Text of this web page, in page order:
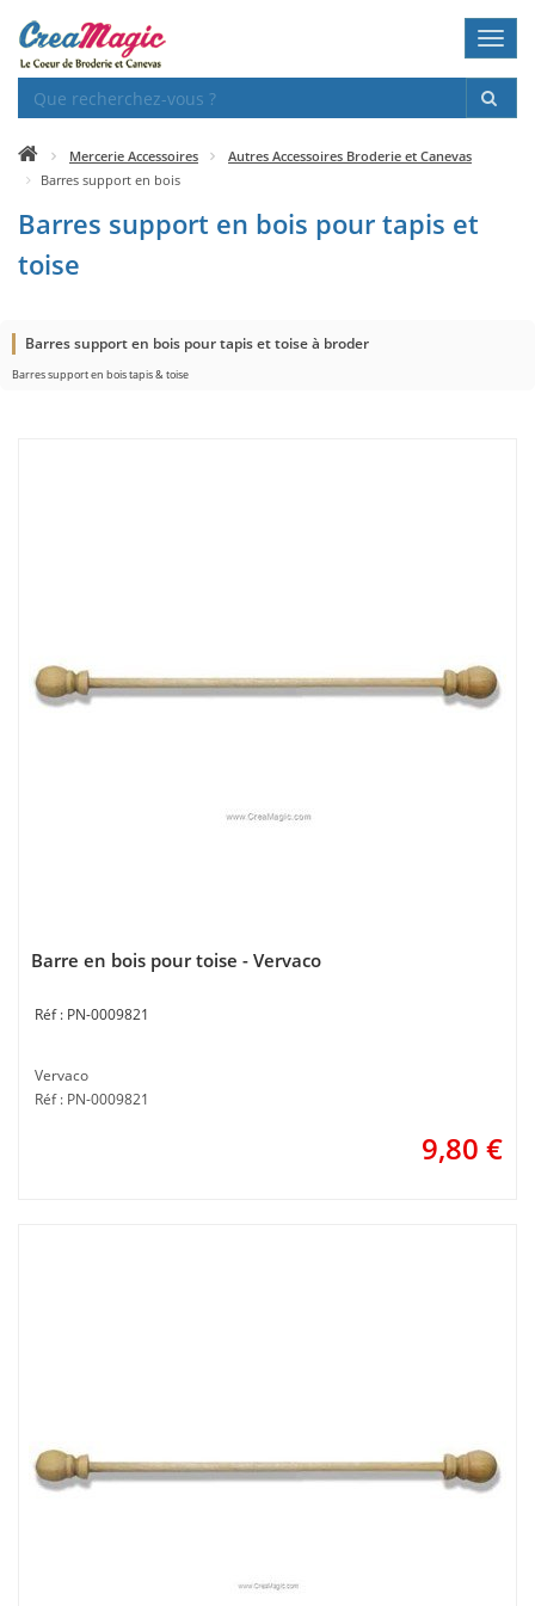
Mercerie Accessoires
Autres Accessoires Broderie et Canevas
Barres support en bois
Barres support en bois pour tapis et
toise
Barres support en bois pour tapis et toise à broder
Barres support en bois tapis & toise
Barre en bois pour toise - Vervaco
PN-0009821
Vervaco
Réf : PN-0009821
9,80 €